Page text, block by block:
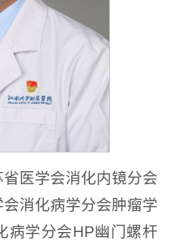
医学会消化内镜分会
消化病学分会肿瘤学
病学分会HP幽门螺杆